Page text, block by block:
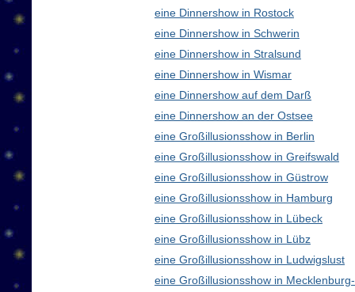
eine Dinnershow in Rostock
eine Dinnershow in Schwerin
eine Dinnershow in Stralsund
eine Dinnershow in Wismar
eine Dinnershow auf dem Darß
eine Dinnershow an der Ostsee
eine Großillusionsshow in Berlin
eine Großillusionsshow in Greifswald
eine Großillusionsshow in Güstrow
eine Großillusionsshow in Hamburg
eine Großillusionsshow in Lübeck
eine Großillusionsshow in Lübz
eine Großillusionsshow in Ludwigslust
eine Großillusionsshow in